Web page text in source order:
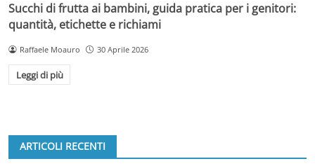
Succhi di frutta ai bambini, guida pratica per i genitori:
quantità, etichette e richiami
Raffaele Moauro 30 Aprile 2026
Leggi di più
ARTICOLI RECENTI